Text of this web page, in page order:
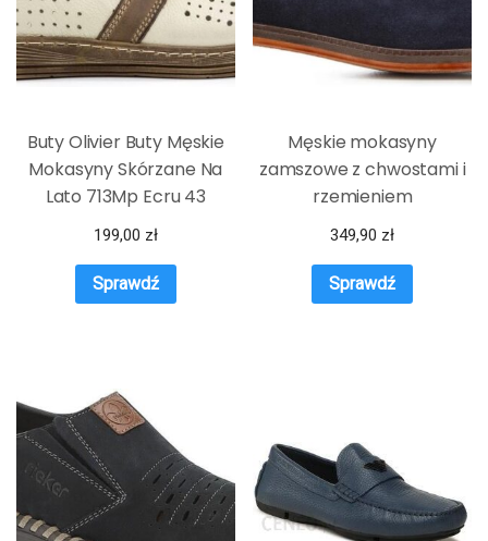
Buty Olivier Buty Męskie
Mokasyny Skórzane Na
Lato 713Mp Ecru 43
199,00 zł
Sprawdź
Męskie mokasyny
zamszowe z chwostami i
rzemieniem
349,90 zł
Sprawdź